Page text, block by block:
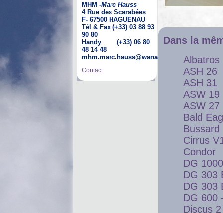
MHM -Marc Hauss
4 Rue des Scarabées
F- 67500 HAGUENAU
Tél & Fax (+33) 03 88 93
90 80
Handy (+33) 06 80
48 14 48
mhm.marc.hauss@wanadoo.fr
Contact
Dans la
Albatros
ASH 26
ASH 31
ASW 19
ASW 27
Bald
Bussard
Cirrus
Condor
DG
DG 303
DG 303
DG 600
Discus